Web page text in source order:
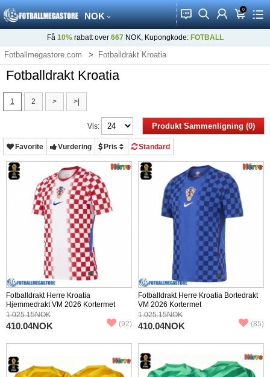
NOK 󰂱 󰂨 󰃳 0
󰃦 󰃖
Få 10%rabatt over 667NOK, Kupongkode: FOTBALL
Fotballmegastore.com Fotballdrakt Kroatia
Fotballdrakt Kroatia
1 2 > >|
Produkt Sammenligning (0)
Vis:
Favorite Vurdering Pris Standard
Fotballdrakt Herre Kroatia
Hjemmedrakt VM 2026 Kortermet
1.025.15NOK
410.04NOK (92)
Fotballdrakt Herre Kroatia Bortedrakt
VM 2026 Kortermet
1.025.15NOK
410.04NOK (85)